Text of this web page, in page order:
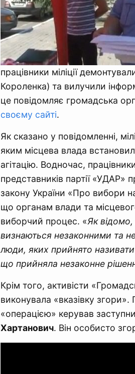
працівники міліції
Короленка) та вилучили
це повідомляє громадська
своєму сайті.
Як сказано у повідомленні,
яким місцева влада
агітацію. Водночас,
представників партії «УДАР»
закону України «Про вибори
що органам влади та
виборчий процес. «Як відомо,
визнаються незаконними та
люди, яких прийнято
що прийняла незаконне
Крім того, активісти
виконувала «вказівку
«операцією» керував
Хартанович. Він особисто